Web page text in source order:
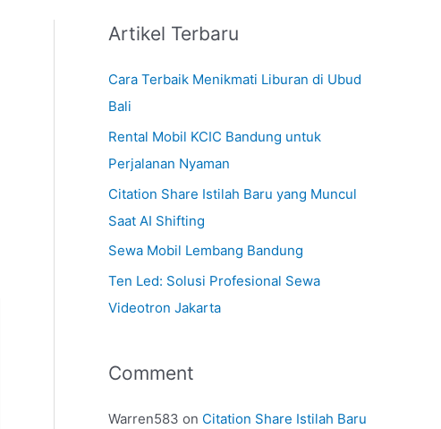
Artikel Terbaru
Cara Terbaik Menikmati Liburan di Ubud
Bali
Rental Mobil KCIC Bandung untuk
Perjalanan Nyaman
Citation Share Istilah Baru yang Muncul
Saat AI Shifting
Sewa Mobil Lembang Bandung
Ten Led: Solusi Profesional Sewa
Videotron Jakarta
Comment
Warren583 on Citation Share Istilah Baru